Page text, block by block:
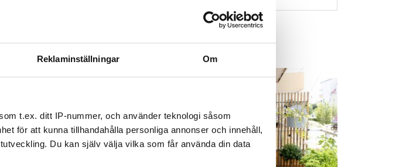
Reklaminställningar Om
t.ex. ditt IP-nummer, och använder teknologi såsom
för att kunna tillhandahålla personliga annonser och innehåll,
Du kan själv välja vilka som får använda din data
och ut i
är ur världen. Hon
om olyckan.
taket.
Hem & Hyra TV